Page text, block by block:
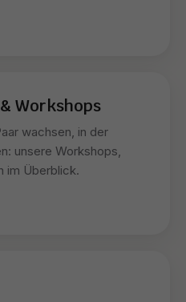
Workshops
wachsen, in der
unsere Workshops,
im Überblick.